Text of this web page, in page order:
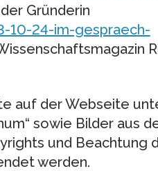
Gründerin
24-im-gespraech-
auf der Webseite
sowie Bilder aus
und Beachtung
werden.